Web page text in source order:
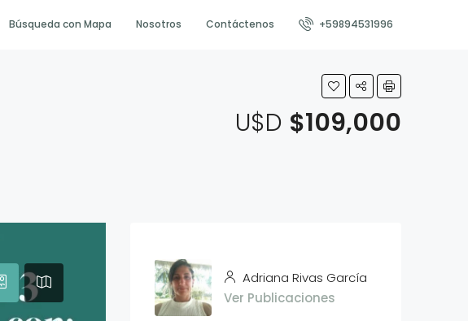
Búsqueda con Mapa Nosotros Contáctenos +59894531996
U$D $109,000
Adriana Rivas García
Ver Publicaciones